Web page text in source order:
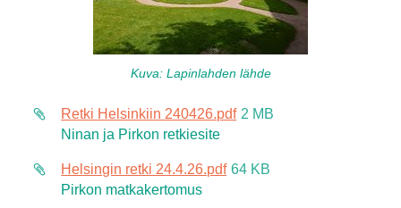
Kuva: Lapinlahden lähde
Retki Helsinkiin 240426.pdf 2 MB
Ninan ja Pirkon retkiesite
Helsingin retki 24.4.26.pdf 64 KB
Pirkon matkakertomus